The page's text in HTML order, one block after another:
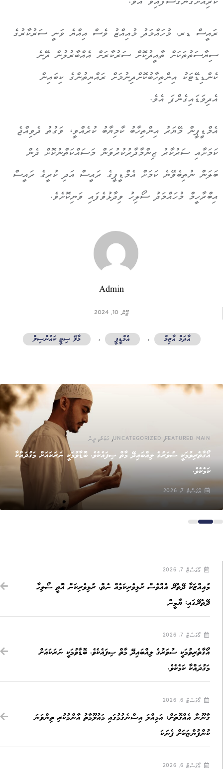
ރައީސް ޑރ. މުހައްމަދު މުއިއްޒު ވެސް އިއްޔެ ވަނީ ސަރުކާރުގެ
ސިޔާސަތުތަކަށް ތާއީދުކޮށް ސަރުކާރަށް އެއްބާރުލުން ދޭނެ
ކެންޑިޑޭޓަކު އިންތިހާބުކޮށްދިނުމަށް ރައްޔިތުންގެ ކިބައިން
އެދިވަޑައިގެންފަ އެވެ.
އެމްޑީޕީން މޭޔަރު އިންތިހާބު ކާމިޔާބު ކުރެއްވީ، ވަގުތު ދެވިއްޖެ
ކަމަށާއި ސަރުކާރު ޒިންމާދާރުކުރުވަން މަސައްކަތްނުކޮށް ދެން
ބަލަން ނުތިބެވޭނެ ކަމަށް އެމްޑީޕީގެ ރައީސް އަދި ކުރީގެ ރައީސް
އިބްރާހީމް މުހައްމަދު ސޯލިހު ވިދާޅުވެފައި ވަނިކޮށެވެ.
Admin
ޖޫން 10, 2024
އާދަމް އާޒިމް , އެމްޑީޕީ , މާލޭ ސިޓީ ކައުންސިލް
FEATURED MAIN
,
UNCATEGORIZED
,ޚަބަރު,ދީން
އޯގާތެރިވުމަކީ ސުވަރުގެ ލިއްބައިދޭ މާތް ސިފައެކެވެ. ބޮޑާވުމަކީ ނަރަކައަށް މަގުދައްކާ
ކަމެކެވެ.
އޯގަސްޓް 7, 2026
އޯގަސްޓް 7, 2026
މުއިއްޒަކާ ދޭތެރޭ އެއްވެސް ރުޅިވެރިކަމެއް ނެތް, ރުޅިވެރިކަން އޮތީ ސޯލިހާ
ދޭތެރޭގައި: ޔާމީން
އޯގަސްޓް 7, 2026
އޯގާތެރިވުމަކީ ސުވަރުގެ ލިއްބައިދޭ މާތް ސިފައެކެވެ. ބޮޑާވުމަކީ ނަރަކައަށް
މަގުދައްކާ ކަމެކެވެ.
އޯގަސްޓް 6, 2026
ގާނޫނާ އެއްގޮތަށް، އަމިއްލަ އިސްނެގުމުގައި މައުލޫމާތު އާންމުކުރި ތިންވަނަ
ކުންފުންޏަކަށް ފެނަކަ
އޯގަސްޓް 6, 2026